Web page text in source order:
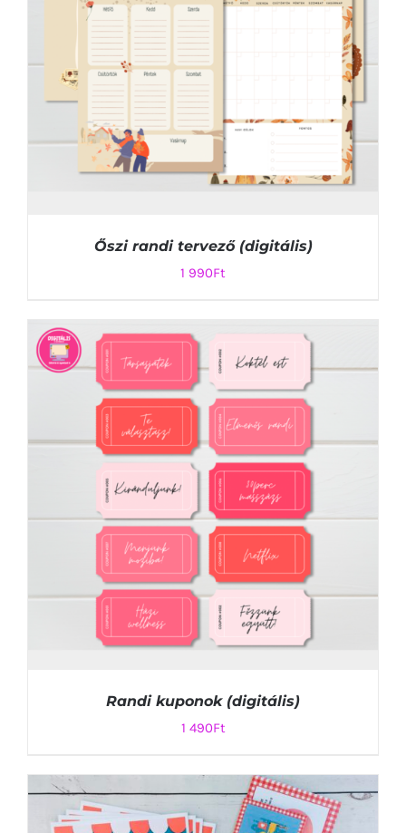
KOSÁRBA TESZEM
RÉSZLETEK
Őszi randi tervező (digitális)
1 990Ft
Randi kuponok (digitális)
1 490Ft